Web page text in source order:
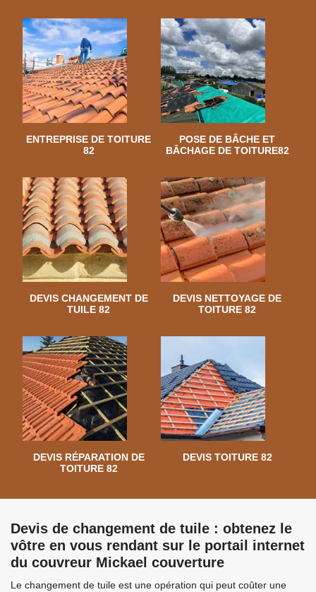
ENTREPRISE DE TOITURE
82
POSE DE BÂCHE ET
BÂCHAGE DE TOITURE82
DEVIS CHANGEMENT DE
TUILE 82
DEVIS NETTOYAGE DE
TOITURE 82
DEVIS RÉPARATION DE
TOITURE 82
DEVIS TOITURE 82
Devis de changement de tuile : obtenez le
vôtre en vous rendant sur le portail internet
du couvreur Mickael couverture
Le changement de tuile est une opération qui peut coûter une